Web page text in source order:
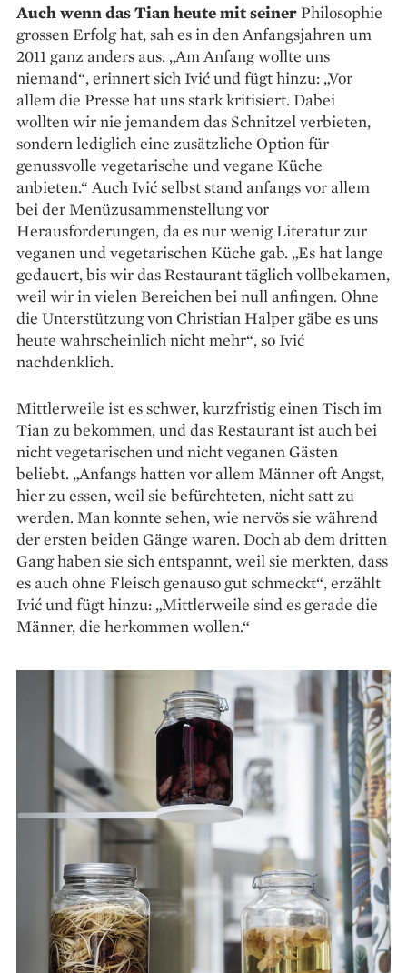
Auch wenn das Tian heute mit seinerPhilo­sophie
grossen Erfolg hat, sah es in den Anfangs­jahren um
2011 ganz anders aus. „Am Anfang wollte uns
niemand“, erinnert sich Ivić und fügt hinzu: „Vor
allem die Presse hat uns stark kriti­siert. Dabei
wollten wir nie jemandem das Schnitzel verbieten,
sondern lediglich eine zusätzliche Option für
genussvolle vegetarische und vegane Küche
anbieten.“ Auch Ivić selbst stand anfangs vor allem
bei der Menüzusammen­stellung vor
Herausforderungen, da es nur wenig Literatur zur
veganen und vegetarischen Küche gab. „Es hat lange
gedauert, bis wir das Restaurant täglich vollbekamen,
weil wir in vielen Bereichen bei null anfingen. Ohne
die Unterstützung von Christian Halper gäbe es uns
heute wahrscheinlich nicht mehr“, so Ivić
nachdenklich.
Mittlerweile ist es schwer, kurzfristig ­einen Tisch im
Tian zu bekommen, und das ­Restaurant ist auch bei
nicht vegetarischen und nicht veganen Gästen
beliebt. „Anfangs hatten vor allem Männer oft Angst,
hier zu essen, weil sie befürchteten, nicht satt zu
werden. Man konnte sehen, wie nervös sie während
der ersten beiden Gänge waren. Doch ab dem dritten
Gang haben sie sich entspannt, weil sie merkten, dass
es auch ohne Fleisch genauso gut schmeckt“, erzählt
Ivić und fügt hinzu: „Mittlerweile sind es gerade die
Männer, die herkommen wollen.“